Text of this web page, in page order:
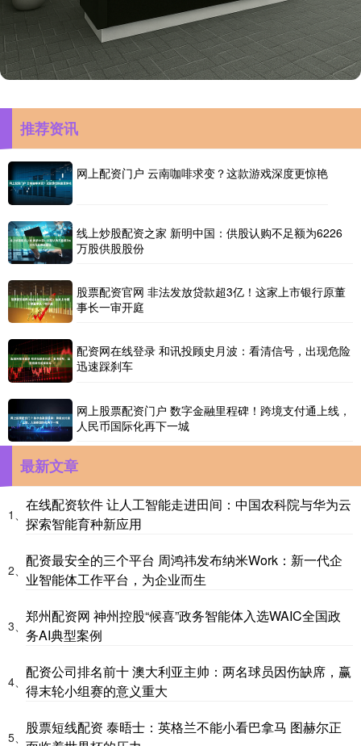
推荐资讯
网上配资门户 云南咖啡求变？这款游戏深度更惊艳
线上炒股配资之家 新明中国：供股认购不足额为6226
万股供股股份
股票配资官网 非法发放贷款超3亿！这家上市银行原董
事长一审开庭
配资网在线登录 和讯投顾史月波：看清信号，出现危险
迅速踩刹车
网上股票配资门户 数字金融里程碑！跨境支付通上线，
人民币国际化再下一城
最新文章
1、
在线配资软件 让人工智能走进田间：中国农科院与华为云
探索智能育种新应用
2、
配资最安全的三个平台 周鸿祎发布纳米Work：新一代企
业智能体工作平台，为企业而生
3、
郑州配资网 神州控股“候喜”政务智能体入选WAIC全国政
务AI典型案例
4、
配资公司排名前十 澳大利亚主帅：两名球员因伤缺席，赢
得末轮小组赛的意义重大
5、
股票短线配资 泰晤士：英格兰不能小看巴拿马 图赫尔正